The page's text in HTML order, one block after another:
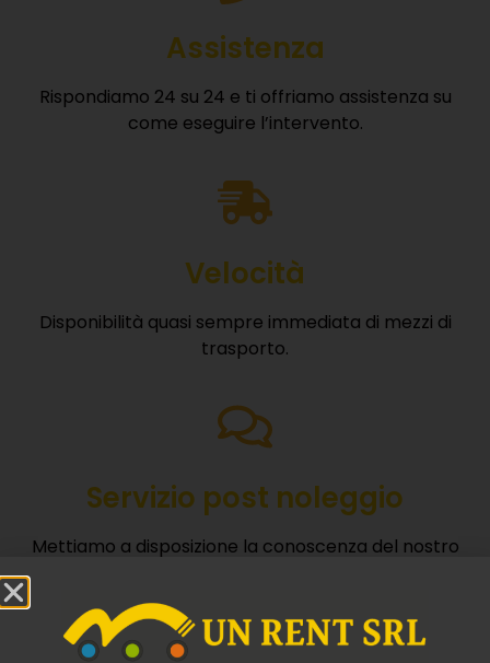
Assistenza
Rispondiamo 24 su 24 e ti offriamo assistenza su
come eseguire l’intervento.
Velocità
Disponibilità quasi sempre immediata di mezzi di
trasporto.
Servizio post noleggio
Mettiamo a disposizione la conoscenza del nostro